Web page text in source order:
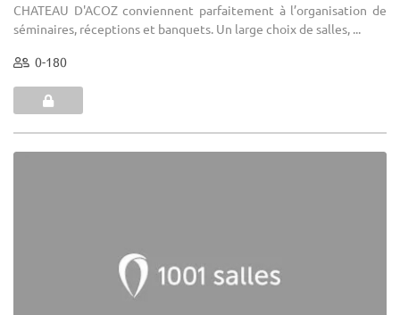
CHATEAU D'ACOZ conviennent parfaitement à l’organisation de
séminaires, réceptions et banquets. Un large choix de salles, ...
0-180